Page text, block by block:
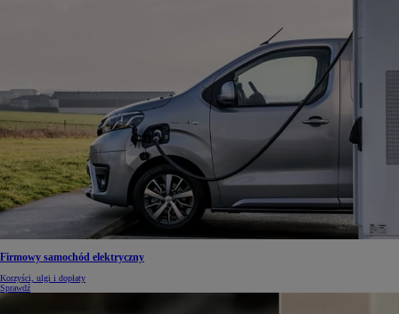
Firmowy samochód elektryczny
Korzyści, ulgi i dopłaty
Sprawdź